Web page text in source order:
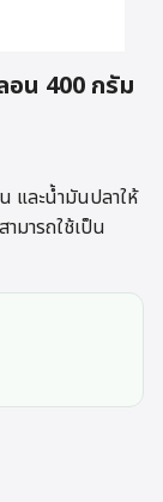
อน 400 กรัม
และน้ำมันปลาให้
มารถใช้เป็น